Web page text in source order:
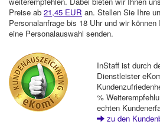
Preise ab 21,45 EUR an. Stellen Sie Ihre
Personalanfrage bis 18 Uhr und wir
eine Personalauswahl senden.
InStaff ist durch
Dienstleister
%
echten
zu den